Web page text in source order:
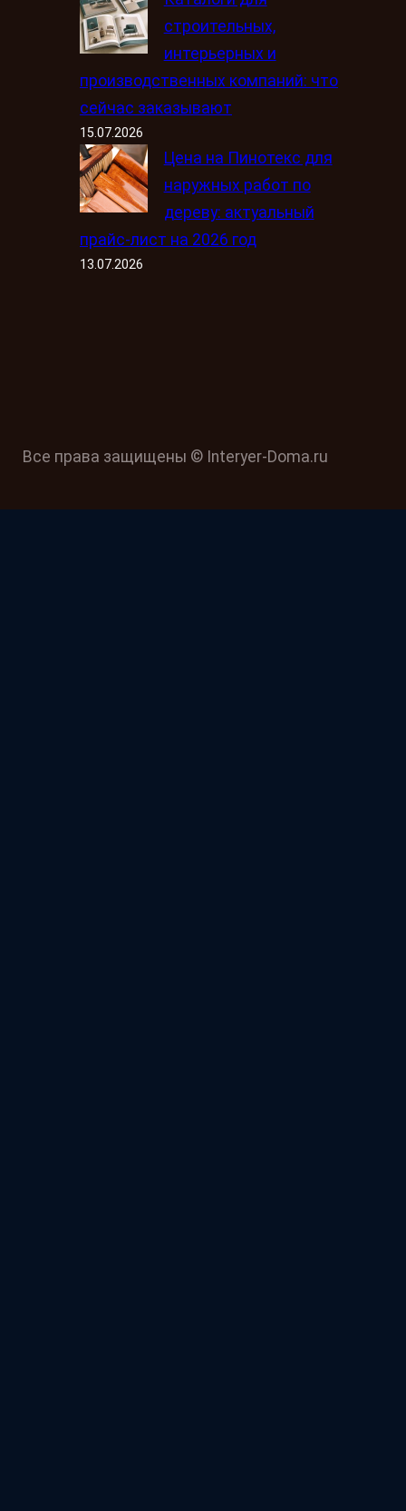
строительных,
интерьерных и
производственных компаний: что
сейчас заказывают
15.07.2026
Цена на Пинотекс для
наружных работ по
дереву: актуальный
прайс-лист на 2026 год
13.07.2026
Все права защищены © Interyer-Doma.ru